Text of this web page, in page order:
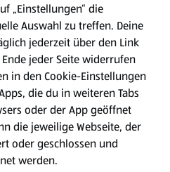
„Einstellungen“ die
Auswahl zu treffen. Deine
jederzeit über den Link
jeder Seite widerrufen
in den Cookie-Einstellungen
die du in weiteren Tabs
oder der App geöffnet
die jeweilige Webseite, der
oder geschlossen und
werden.